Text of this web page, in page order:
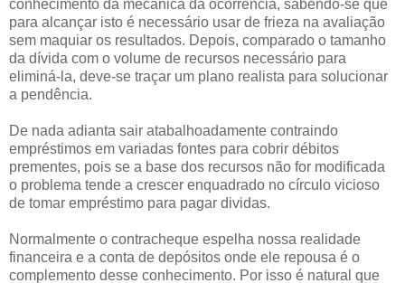
conhecimento da mecânica da ocorrência, sabendo-se que
para alcançar isto é necessário usar de frieza na avaliação
sem maquiar os resultados. Depois, comparado o tamanho
da dívida com o volume de recursos necessário para
eliminá-la, deve-se traçar um plano realista para solucionar
a pendência.
De nada adianta sair atabalhoadamente contraindo
empréstimos em variadas fontes para cobrir débitos
prementes, pois se a base dos recursos não for modificada
o problema tende a crescer enquadrado no círculo vicioso
de tomar empréstimo para pagar dividas.
Normalmente o contracheque espelha nossa realidade
financeira e a conta de depósitos onde ele repousa é o
complemento desse conhecimento. Por isso é natural que